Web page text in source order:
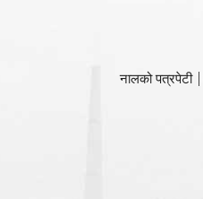
नालको पत्रपेटी